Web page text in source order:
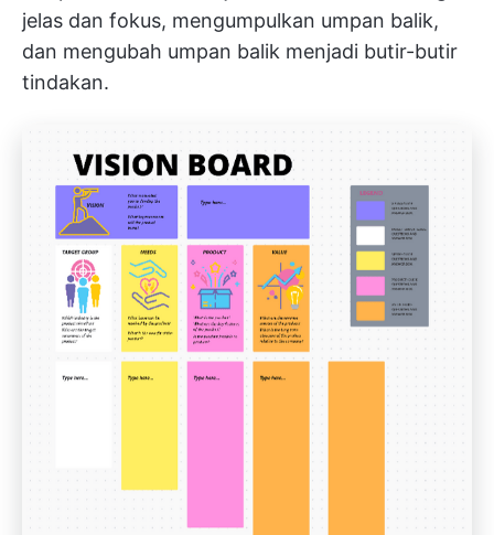
jelas dan fokus, mengumpulkan umpan balik,
dan mengubah umpan balik menjadi butir-butir
tindakan.